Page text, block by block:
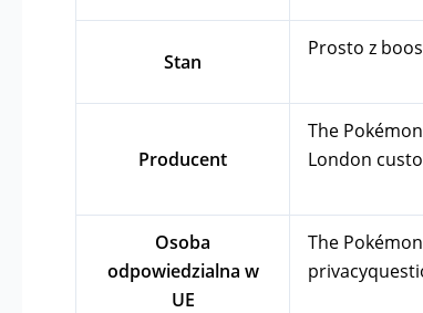
Stan
Prosto z
Producent
The
London
Osoba
odpowiedzialna w
UE
The